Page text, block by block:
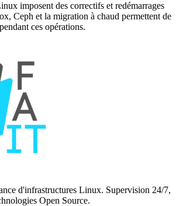
imposent des correctifs et redémarrages
Ceph et la migration à chaud permettent de
ces opérations.
d'infrastructures Linux. Supervision 24/7,
Open Source.